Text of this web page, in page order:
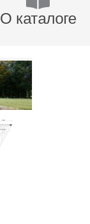
О каталоге